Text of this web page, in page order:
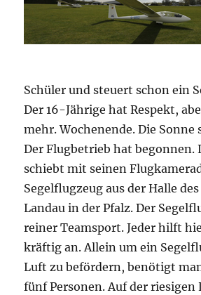
Schüler und steuert schon ein
Der 16-Jährige hat Respekt,
mehr. Wochenende. Die
Der Flugbetrieb hat begonnen.
schiebt mit seinen
Segelflugzeug aus der Halle
Landau in der Pfalz. Der
reiner Teamsport. Jeder hilft
kräftig an. Allein um ein
Luft zu befördern, benötigt
fünf Personen. Auf der riesigen